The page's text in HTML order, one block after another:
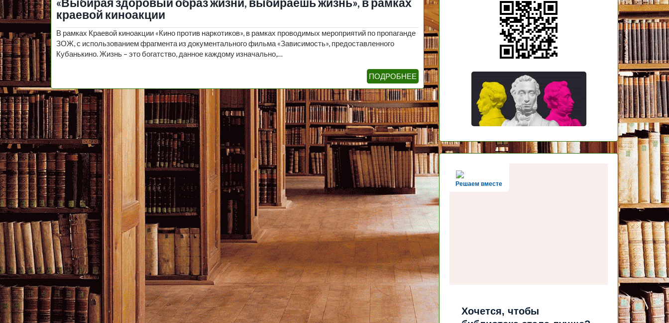
«Выбирая здоровый образ жизни, выбираешь жизнь», в рамках
краевой киноакции
В рамках Краевой киноакции «Кино против наркотиков», в рамках проводимых мероприятий по пропаганде
ЗОЖ, с использованием фрагмента из документального фильма «Зависимость», предоставленного
Кубанькино. Жизнь – это богатство, данное каждому изначально,…
ПОДРОБНЕЕ
Решаем вместе
Хочется, чтобы